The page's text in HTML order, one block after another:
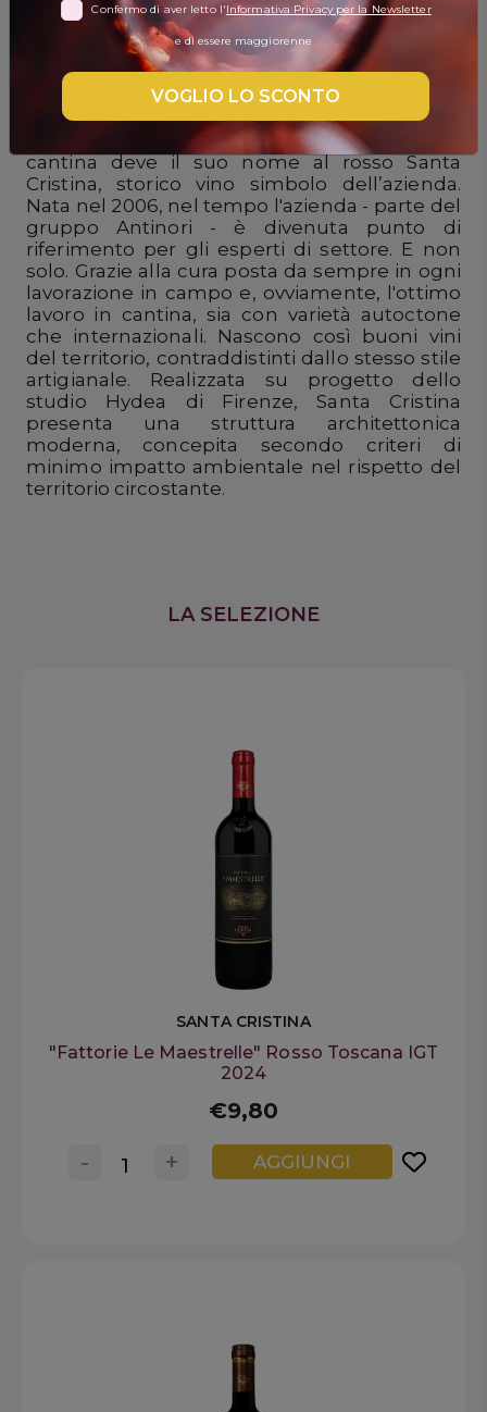
DISPENSA
TUTTO A
Accedi
Gift
Card
Preferiti
Blog
"Sopra un alto colle della Toscana, non
distante da Siena e Perugia, sorge l’antica
cittadina di Cortona". E' con queste parole
che sul sito dell'azienda Santa Cristina viene
introdotta la sua straordinaria collocazione. La
cantina deve il suo nome al rosso Santa
Cristina, storico vino simbolo dell’azienda.
Nata nel 2006, nel tempo l'azienda - parte del
gruppo Antinori - è divenuta punto di
riferimento per gli esperti di settore. E non
solo. Grazie alla cura posta da sempre in ogni
lavorazione in campo e, ovviamente, l'ottimo
lavoro in cantina, sia con varietà autoctone
che internazionali. Nascono così buoni vini
del territorio, contraddistinti dallo stesso stile
artigianale. Realizzata su progetto dello
studio Hydea di Firenze, Santa Cristina
presenta una struttura architettonica
moderna, concepita secondo criteri di
minimo impatto ambientale nel rispetto del
territorio circostante.
LA SELEZIONE
SANTA CRISTINA
"Fattorie Le Maestrelle" Rosso Toscana IGT
2024
€9,80
+
- AGGIUNGI
Confermo di aver letto l'Informativa Privacy per la Newsletter
e di essere maggiorenne
VOGLIO LO SCONTO